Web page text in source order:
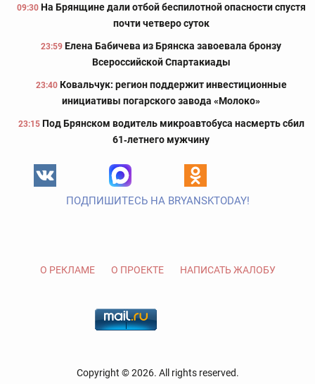
09:30 На Брянщине дали отбой беспилотной опасности спустя
почти четверо суток
23:59 Елена Бабичева из Брянска завоевала бронзу
Всероссийской Спартакиады
23:40 Ковальчук: регион поддержит инвестиционные
инициативы погарского завода «Молоко»
23:15 Под Брянском водитель микроавтобуса насмерть сбил
61‑летнего мужчину
ПОДПИШИТЕСЬ НА BRYANSKTODAY!
О РЕКЛАМЕ О ПРОЕКТЕ НАПИСАТЬ ЖАЛОБУ
Copyright © 2026. All rights reserved.